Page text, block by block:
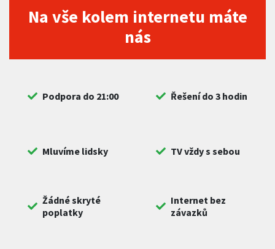
Na vše kolem internetu máte
nás
Podpora do 21:00 Řešení do 3 hodin
Mluvíme lidsky TV vždy s sebou
Žádné skryté
poplatky
Internet bez
závazků